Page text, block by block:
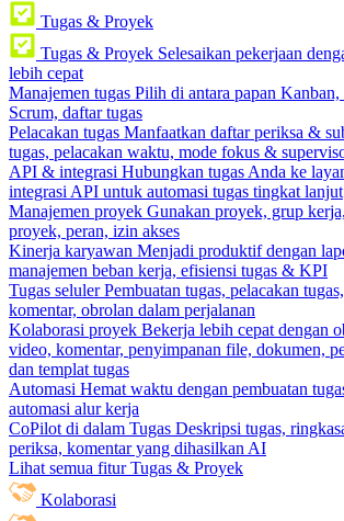
Tugas & Proyek
Tugas & Proyek Selesaikan pekerjaan
lebih cepat
Manajemen tugas Pilih di antara papan Kanban,
Scrum, daftar tugas
Pelacakan tugas Manfaatkan daftar periksa &
tugas, pelacakan waktu, mode fokus &
API & integrasi Hubungkan tugas Anda ke
integrasi API untuk automasi tugas tingkat lanjut
Manajemen proyek Gunakan proyek, grup
proyek, peran, izin akses
Kinerja karyawan Menjadi produktif dengan
manajemen beban kerja, efisiensi tugas & KPI
Tugas seluler Pembuatan tugas, pelacakan
komentar, obrolan dalam perjalanan
Kolaborasi proyek Bekerja lebih cepat dengan
video, komentar, penyimpanan file, dokumen,
dan templat tugas
Automasi Hemat waktu dengan pembuatan
automasi alur kerja
CoPilot di dalam Tugas Deskripsi tugas,
periksa, komentar yang dihasilkan AI
Lihat semua fitur Tugas & Proyek
Kolaborasi